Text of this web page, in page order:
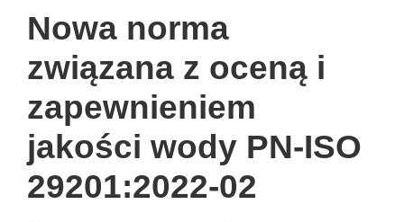
Nowa norma
związana z oceną i
zapewnieniem
jakości wody PN-ISO
29201:2022-02